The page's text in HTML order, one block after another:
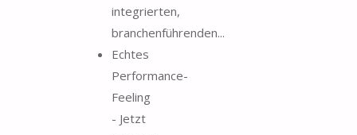
integrierten,
branchenführenden...
Echtes
Performance-
Feeling
- Jetzt